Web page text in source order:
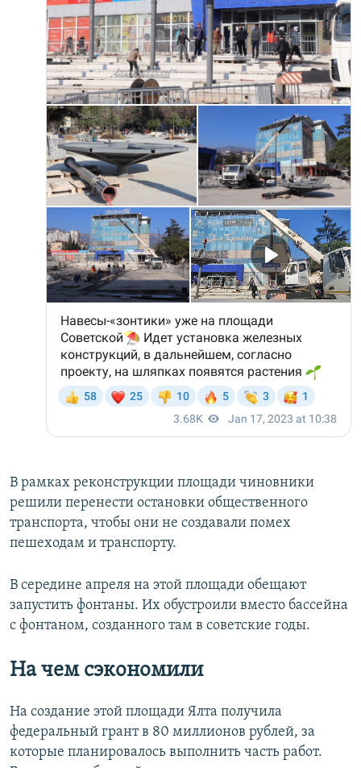
В рамках реконструкции площади чиновники
решили перенести остановки общественного
транспорта, чтобы они не создавали помех
пешеходам и транспорту.
В середине апреля на этой площади обещают
запустить фонтаны. Их обустроили вместо бассейна
с фонтаном, созданного там в советские годы.
На чем сэкономили
На создание этой площади Ялта получила
федеральный грант в 80 миллионов рублей, за
которые планировалось выполнить часть работ.